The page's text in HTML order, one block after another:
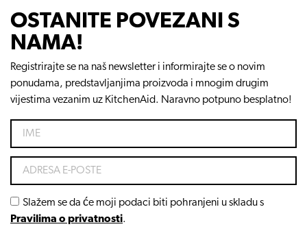
OSTANITE POVEZANI S
NAMA!
Registrirajte se na naš newsletter i informirajte se o novim
ponudama, predstavljanjima proizvoda i mnogim drugim
vijestima vezanim uz KitchenAid. Naravno potpuno besplatno!
Slažem se da će moji podaci biti pohranjeni u skladu s
Pravilima o privatnosti.